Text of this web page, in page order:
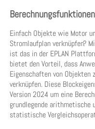
Einfach Objekte wie Motor
Stromlaufplan verknüpfen?
ist das in der EPLAN
bietet den Vorteil, dass
Eigenschaften von Objekten
verknüpfen. Diese
Version 2024 um eine
grundlegende arithmetische
statistische